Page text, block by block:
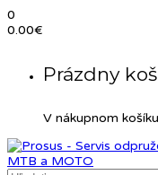
0
0.00€
Prázdny
V nákupnom